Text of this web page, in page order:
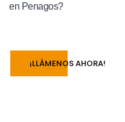
en Penagos?
¡LLÁMENOS AHORA!